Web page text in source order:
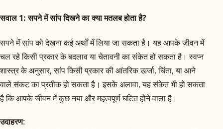
सवाल 1: सपने में सांप दिखने का क्या मतलब होता है?
सपने में सांप को देखना कई अर्थों में लिया जा सकता है। यह आपके जीवन में
चल रहे किसी प्रकार के बदलाव या चेतावनी का संकेत हो सकता है। स्वप्न
शास्त्र के अनुसार, सांप किसी प्रकार की आंतरिक ऊर्जा, चिंता, या आने
वाले संकट का प्रतीक हो सकता है। इसके अलावा, यह संकेत भी हो सकता
है कि आपके जीवन में कुछ नया और महत्वपूर्ण घटित होने वाला है।
उदाहरण: